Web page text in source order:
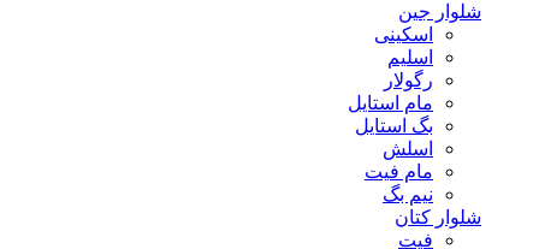
شلوار جین
اسکینی
اسلیم
رگولار
مام استایل
بگ استایل
اسلش
مام فیت
نیم بگ
شلوار کتان
فیت